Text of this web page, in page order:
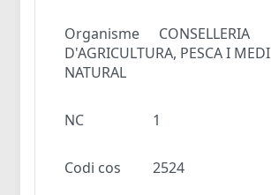
Organisme
CONSELLERIA
D'AGRICULTURA, PESCA I MEDI
NATURAL
NC 1
Codi cos 2524